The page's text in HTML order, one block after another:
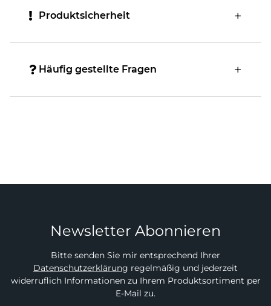
Produktsicherheit
Häufig gestellte Fragen
Newsletter Abonnieren
Bitte senden Sie mir entsprechend Ihrer
Datenschutzerklärung regelmäßig und jederzeit
widerruflich Informationen zu Ihrem Produktsortiment per
E-Mail zu.